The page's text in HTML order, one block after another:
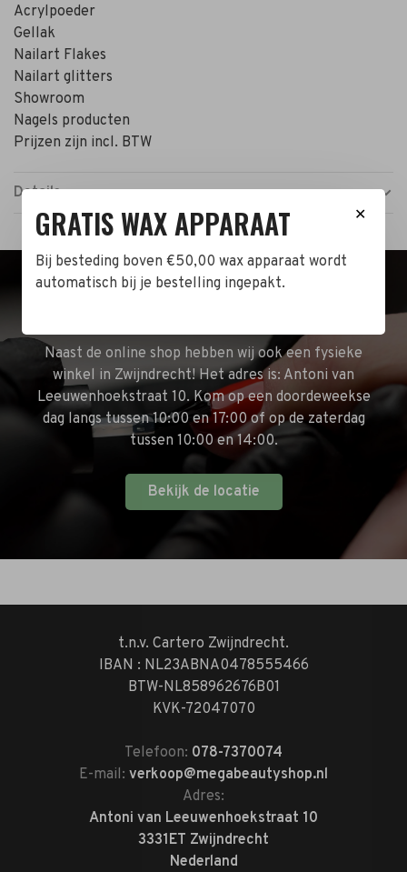
Acrylpoeder
Gellak
Nailart Flakes
Nailart glitters
Showroom
Nagels producten
Prijzen zijn incl. BTW
Details
Naast de online shop hebben wij ook een fysieke
winkel in Zwijndrecht! Het adres is: Antoni van
Leeuwenhoekstraat 10. Kom op een doordeweekse
dag langs tussen 10:00 en 17:00 of op de zaterdag
tussen 10:00 en 14:00.
Bekijk de locatie
t.n.v. Cartero Zwijndrecht.
IBAN : NL23ABNA0478555466
BTW-NL858962676B01
KVK-72047070
Telefoon: 078-7370074
E-mail: verkoop@megabeautyshop.nl
Adres:
Antoni van Leeuwenhoekstraat 10
3331ET Zwijndrecht
Nederland
✕
GRATIS WAX APPARAAT
Bij besteding boven €50,00 wax apparaat wordt
automatisch bij je bestelling ingepakt.